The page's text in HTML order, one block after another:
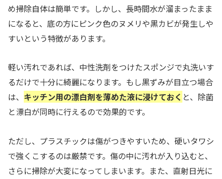
め掃除自体は簡単です。しかし、長時間水が溜まったまま
になると、底の方にピンク色のヌメリや黒カビが発生しや
すいという特徴があります。
軽い汚れであれば、中性洗剤をつけたスポンジで丸洗いす
るだけで十分に綺麗になります。もし黒ずみが目立つ場合
は、 キッチン用の漂白剤を薄めた液に浸けておく と、除菌
と漂白が同時に行えるので効果的です。
ただし、プラスチックは傷がつきやすいため、硬いタワシ
で強くこするのは厳禁です。傷の中に汚れが入り込むと、
さらに掃除が大変になってしまいます。また、直射日光に